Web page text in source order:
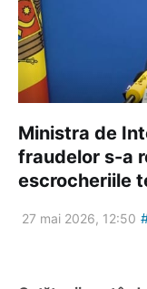
Ministra de
fraudelor s-a
escrocheriile
27 mai 2026, 12:50 #